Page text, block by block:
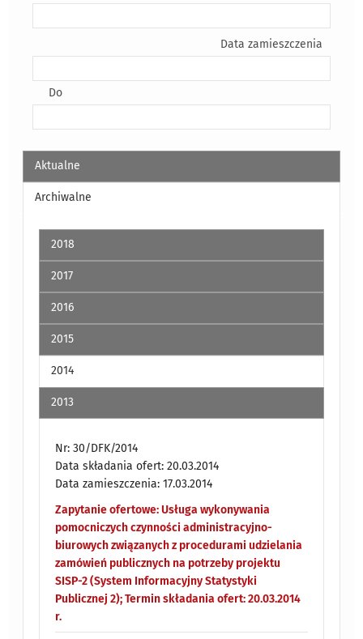
Data zamieszczenia
Do
Aktualne
Archiwalne
2018
2017
2016
2015
2014
2013
Nr: 30/DFK/2014
Data składania ofert: 20.03.2014
Data zamieszczenia: 17.03.2014
Zapytanie ofertowe: Usługa wykonywania
pomocniczych czynności administracyjno-
biurowych związanych z procedurami udzielania
zamówień publicznych na potrzeby projektu
SISP-2 (System Informacyjny Statystyki
Publicznej 2); Termin składania ofert: 20.03.2014
r.